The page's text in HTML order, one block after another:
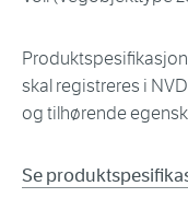
skal registreres i
og tilhørende
Se